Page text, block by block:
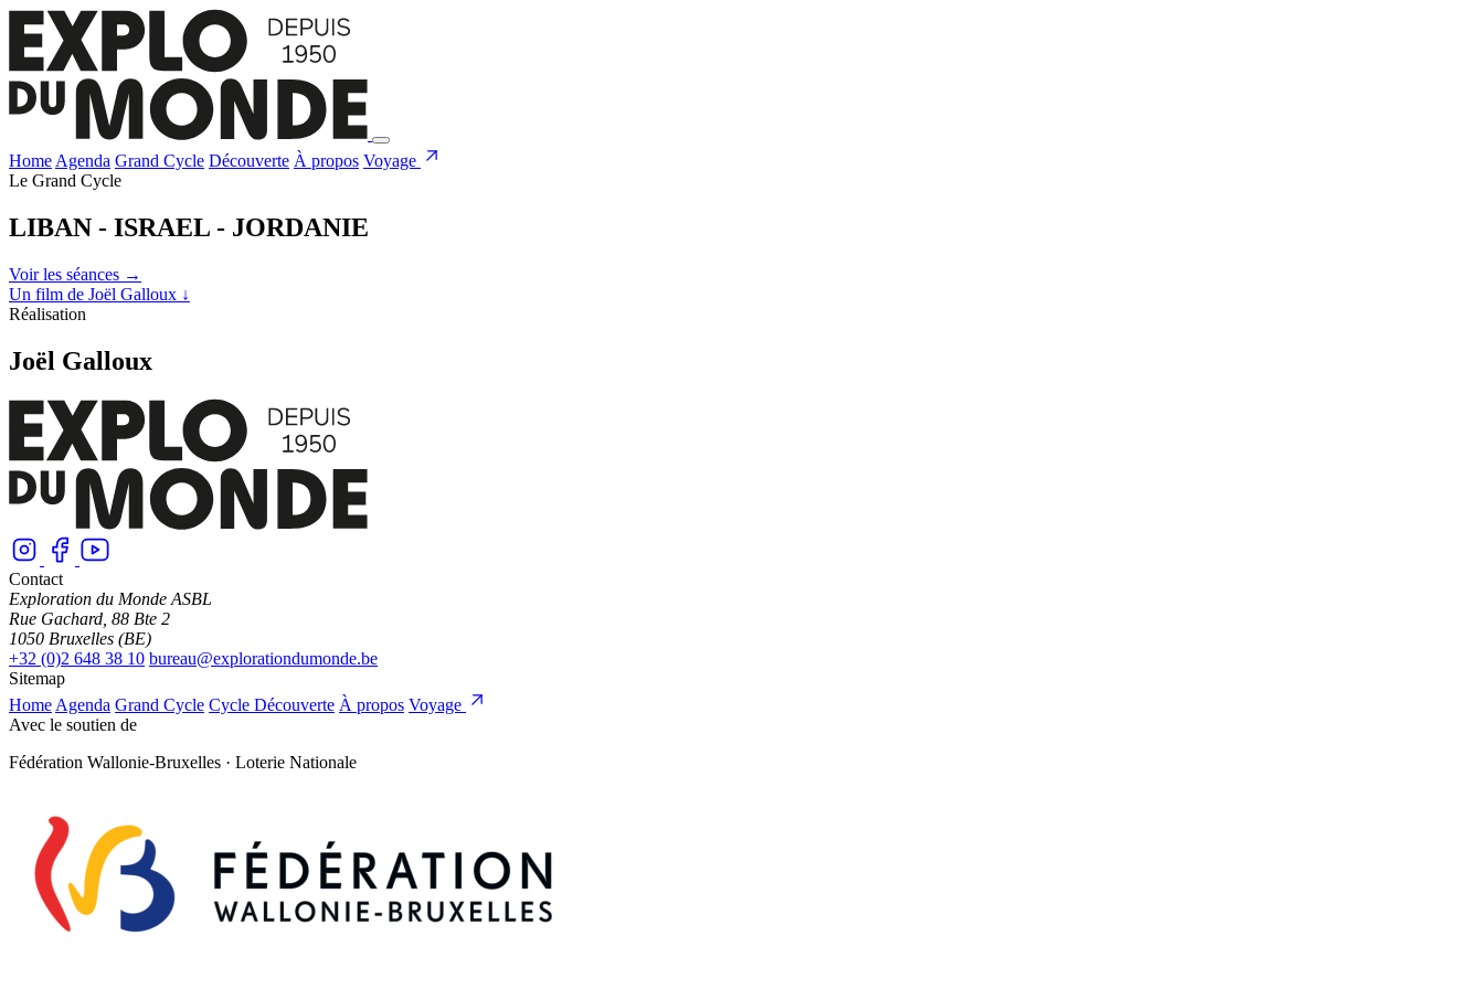
Home Agenda Grand Cycle Découverte À propos Voyage
Le Grand Cycle
LIBAN - ISRAEL - JORDANIE
Voir les séances →
Un film de Joël Galloux ↓
Réalisation
Joël Galloux
Contact
Exploration du Monde ASBL
Rue Gachard, 88 Bte 2
1050 Bruxelles (BE)
+32 (0)2 648 38 10 bureau@explorationdumonde.be
Sitemap
Home Agenda Grand Cycle Cycle Découverte À propos Voyage
Avec le soutien de
Fédération Wallonie-Bruxelles · Loterie Nationale